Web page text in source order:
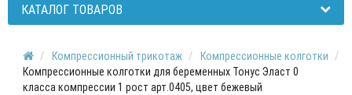
КАТАЛОГ ТОВАРОВ
Компрессионный трикотаж
Компрессионные колготки
Компрессионные колготки для беременных Тонус Эласт 0
класса компрессии 1 рост арт.0405, цвет бежевый